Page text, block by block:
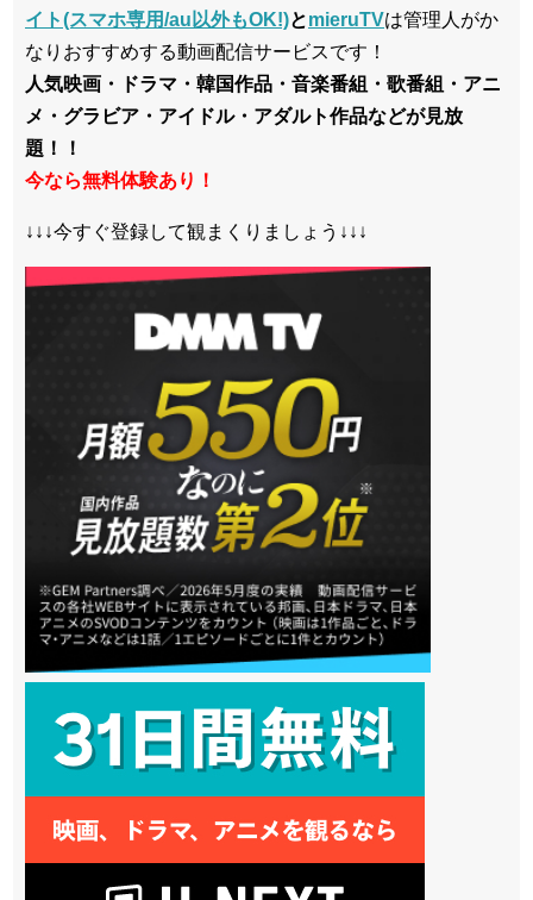
イト(スマホ専用/au以外もOK!)とmieruTVは管理人がか
なりおすすめする動画配信サービスです！
人気映画・ドラマ・韓国作品・音楽番組・歌番組・アニ
メ・グラビア・アイドル・アダルト作品などが見放
題！！
今なら無料体験あり！
↓↓↓今すぐ登録して観まくりましょう↓↓↓